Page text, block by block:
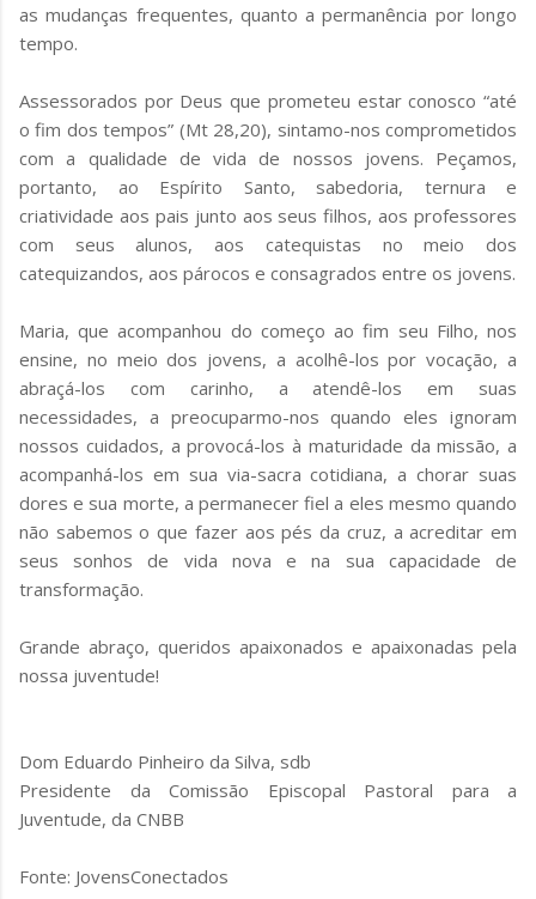
as mudanças frequentes, quanto a permanência por longo
tempo.
Assessorados por Deus que prometeu estar conosco “até
o fim dos tempos” (Mt 28,20), sintamo-nos comprometidos
com a qualidade de vida de nossos jovens. Peçamos,
portanto, ao Espírito Santo, sabedoria, ternura e
criatividade aos pais junto aos seus filhos, aos professores
com seus alunos, aos catequistas no meio dos
catequizandos, aos párocos e consagrados entre os jovens.
Maria, que acompanhou do começo ao fim seu Filho, nos
ensine, no meio dos jovens, a acolhê-los por vocação, a
abraçá-los com carinho, a atendê-los em suas
necessidades, a preocuparmo-nos quando eles ignoram
nossos cuidados, a provocá-los à maturidade da missão, a
acompanhá-los em sua via-sacra cotidiana, a chorar suas
dores e sua morte, a permanecer fiel a eles mesmo quando
não sabemos o que fazer aos pés da cruz, a acreditar em
seus sonhos de vida nova e na sua capacidade de
transformação.
Grande abraço, queridos apaixonados e apaixonadas pela
nossa juventude!
Dom Eduardo Pinheiro da Silva, sdb
Presidente da Comissão Episcopal Pastoral para a
Juventude, da CNBB
Fonte: JovensConectados